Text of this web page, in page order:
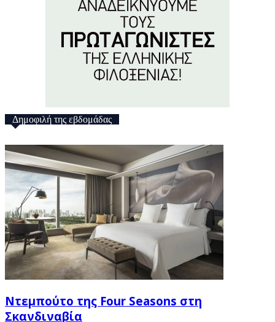
Δημοφιλή της εβδομάδας
Ντεμπούτο της Four Seasons στη
Σκανδιναβία